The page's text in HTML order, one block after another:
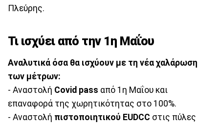
Πλεύρης.
Τι ισχύει από την 1η Μαΐου
Αναλυτικά όσα θα ισχύουν με τη νέα χαλάρωση
των μέτρων:
- Αναστολή Covid pass από 1η Μαΐου και
επαναφορά της χωρητικότητας στο 100%.
- Αναστολή πιστοποιητικού EUDCC στις πύλες